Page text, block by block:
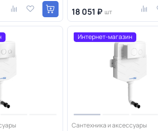
18 051 ₽ шт
Интернет-магазин
Сантехника и аксессуары